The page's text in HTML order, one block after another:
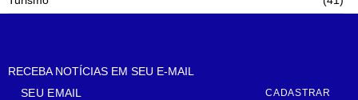
RECEBA NOTÍCIAS EM SEU E-MAIL
CADASTRAR